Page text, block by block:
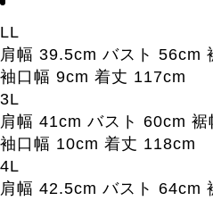
LL
肩幅 39.5cm バスト 56cm
袖口幅 9cm 着丈 117cm
3L
肩幅 41cm バスト 60cm
袖口幅 10cm 着丈 118cm
4L
肩幅 42.5cm バスト 64cm